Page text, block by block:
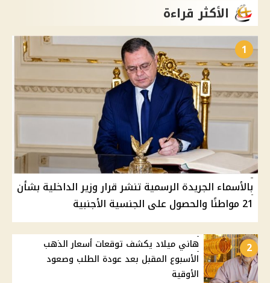
الأكثر قراءة
1
بالأسماء الجريدة الرسمية تنشر قرار وزير الداخلية بشأن
21 مواطنًا والحصول على الجنسية الأجنبية
2
هاني ميلاد يكشف توقعات أسعار الذهب
الأسبوع المقبل بعد عودة الطلب وصعود
الأوقية